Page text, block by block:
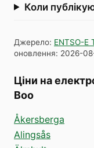
Коли
Джерело: ENTSO-E
оновлення: 2026-
Ціни на
Boo
Åkersberga
Alingsås